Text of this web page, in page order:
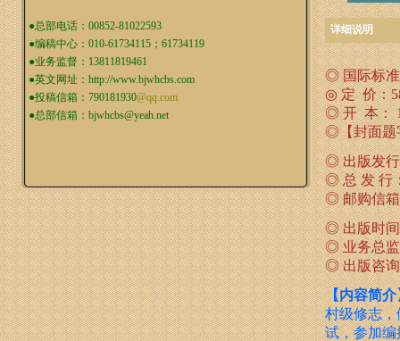
●总部电话：00852-81022593
●编稿中心：010-61734115；61734119
●业务监督：13811819461
●英文网址： http://www.bjwhcbs.com
●投稿信箱： 790181930@qq.com
●总部信箱： bjwhcbs@yeah.net
详细说明
◎ 国际标准
◎ 定 价：
◎ 开 本：
◎【封面题
◎ 出版发
◎ 总 发
◎ 邮购信
◎ 出版时间
◎ 业务总监
◎ 出版咨
【内容简介
村级修志
试，参加